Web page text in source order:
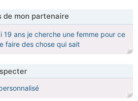
de mon partenaire
19 ans je cherche une femme pour ce
faire des chose qui sait